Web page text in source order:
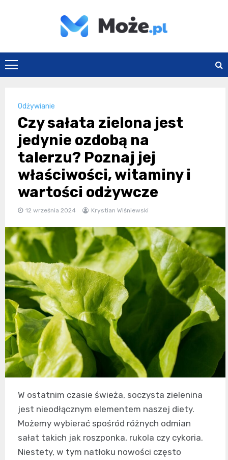
Może.pl
Odżywianie
Czy sałata zielona jest
jedynie ozdobą na
talerzu? Poznaj jej
właściwości, witaminy i
wartości odżywcze
12 września 2024 Krystian Wiśniewski
W ostatnim czasie świeża, soczysta zielenina
jest nieodłącznym elementem naszej diety.
Możemy wybierać spośród różnych odmian
sałat takich jak roszponka, rukola czy cykoria.
Niestety, w tym natłoku nowości często